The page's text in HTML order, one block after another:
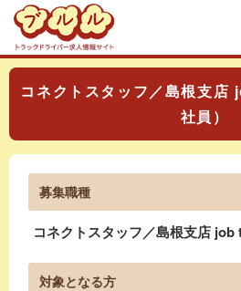
コネクトスタッフ／島根支
社員）
募集職種
コネクトスタッフ／島根支店 job
対象となる方